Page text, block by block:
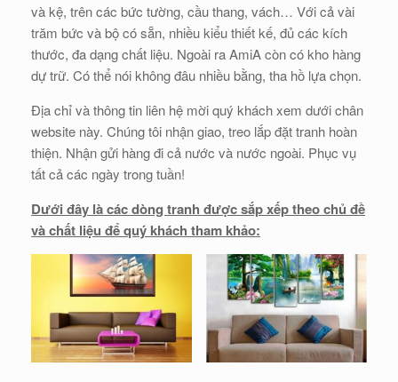
và kệ, trên các bức tường, cầu thang, vách… Với cả vài
trăm bức và bộ có sẵn, nhiều kiểu thiết kế, đủ các kích
thước, đa dạng chất liệu. Ngoài ra AmiA còn có kho hàng
dự trữ. Có thể nói không đâu nhiều bằng, tha hồ lựa chọn.
Địa chỉ và thông tin liên hệ mời quý khách xem dưới chân
website này. Chúng tôi nhận giao, treo lắp đặt tranh hoàn
thiện. Nhận gửi hàng đi cả nước và nước ngoài. Phục vụ
tất cả các ngày trong tuần!
Dưới đây là các dòng tranh được sắp xếp theo chủ đề
và chất liệu để quý khách tham khảo: